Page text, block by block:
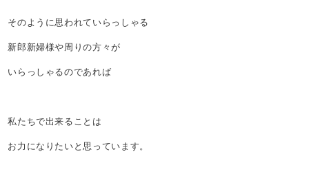
そのように思われていらっしゃる
新郎新婦様や周りの方々が
いらっしゃるのであれば
私たちで出来ることは
お力になりたいと思っています。